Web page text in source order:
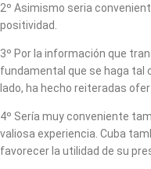
2º Asimismo seria
positividad.
3º Por la información que
fundamental que se haga tal
lado, ha hecho reiteradas
4º Sería muy conveniente
valiosa experiencia. Cuba
favorecer la utilidad de su